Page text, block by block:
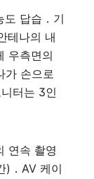
답습．기
테나의 내
우측면의
가 손으로
터는 3인
연속 촬영
)．AV 케이